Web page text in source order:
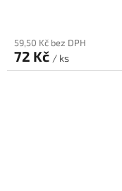
59,50 Kč bez DPH
72 Kč / ks